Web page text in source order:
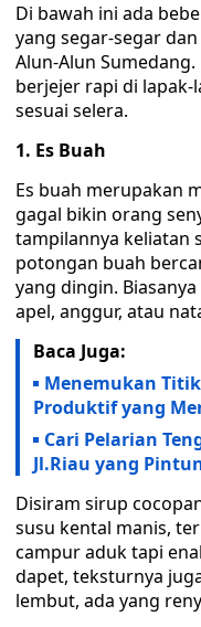
‎Di bawah ini ada
yang segar-segar
Alun-Alun
berjejer rapi di
sesuai selera.
1. Es Buah
‎Es buah merupakan
gagal bikin orang
tampilannya keliatan
potongan buah
yang dingin.
apel, anggur, atau
Baca Juga:
Menemukan
Produktif yang
Cari Pelarian
Jl.Riau yang
Disiram sirup
susu kental manis,
campur aduk tapi
dapet, teksturnya
lembut, ada yang